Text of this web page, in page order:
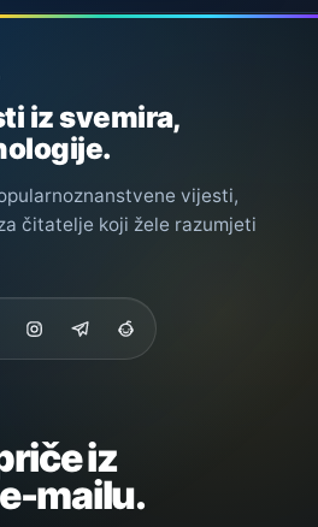
iz svemira,
vijesti,
čitatelje koji žele razumjeti
iz
mailu.